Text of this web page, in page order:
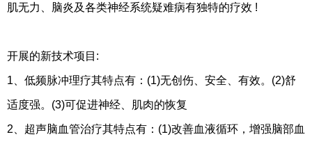
肌无力、脑炎及各类神经系统疑难病有独特的疗效 !
开展的新技术项目:
1、低频脉冲理疗其特点有：(1)无创伤、安全、有效。(2)舒
适度强。(3)可促进神经、肌肉的恢复
2、超声脑血管治疗其特点有：(1)改善血液循环，增强脑部血